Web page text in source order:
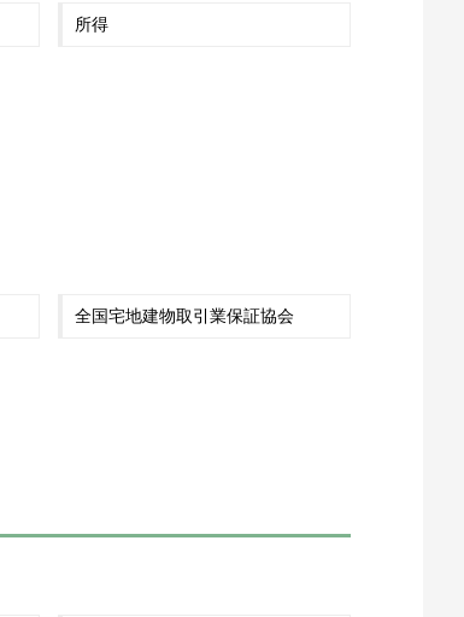
所得
全国宅地建物取引業保証協会